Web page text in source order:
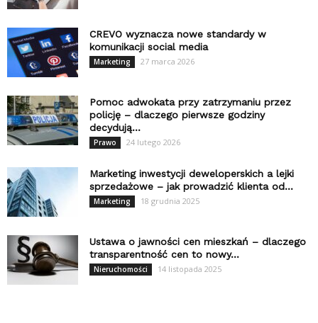
CREVO wyznacza nowe standardy w
komunikacji social media
Marketing 27 marca 2026
Pomoc adwokata przy zatrzymaniu przez
policję – dlaczego pierwsze godziny
decydują...
Prawo 24 lutego 2026
Marketing inwestycji deweloperskich a lejki
sprzedażowe – jak prowadzić klienta od...
Marketing 18 grudnia 2025
Ustawa o jawności cen mieszkań – dlaczego
transparentność cen to nowy...
Nieruchomości 14 listopada 2025